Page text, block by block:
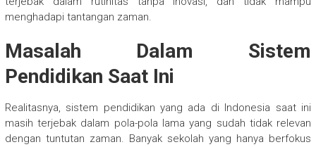
menghadapi tantangan zaman.
Masalah Dalam Sistem
Pendidikan Saat Ini
Realitasnya, sistem pendidikan yang ada di Indonesia saat ini
masih terjebak dalam pola-pola lama yang sudah tidak relevan
dengan tuntutan zaman. Banyak sekolah yang hanya berfokus